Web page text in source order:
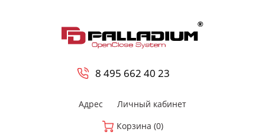
8 495 662 40 23
Адрес
Личный кабинет
Корзина (0)